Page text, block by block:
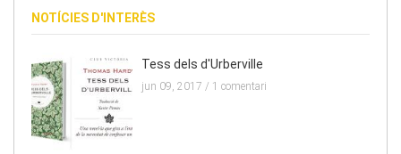
NOTÍCIES D'INTERÈS
Tess dels d'Urberville
jun 09, 2017 / 1 comentari